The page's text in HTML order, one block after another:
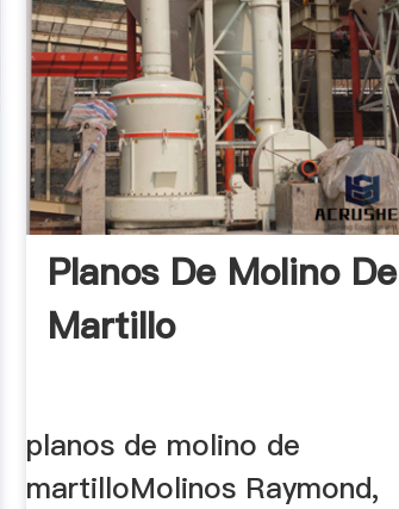
Planos De Molino De
Martillo
planos de molino de
martilloMolinos Raymond,